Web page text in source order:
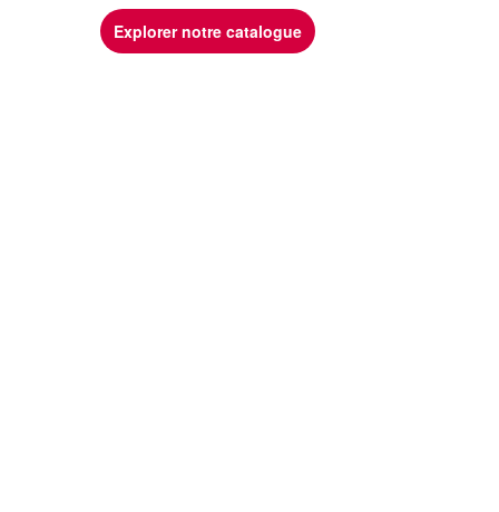
Explorer notre catalogue